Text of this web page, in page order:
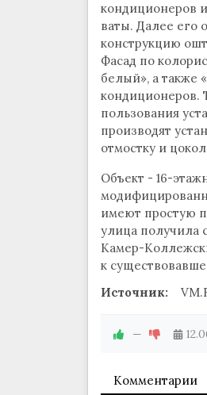
кондиционеров
ваты. Далее его
конструкцию
Фасад по
белый», а также
кондиционеров.
пользования
производят
отмостку и
Объект - 16-
имеют простую
улица получила
Камер-
к
Источник:
—
Комментарии